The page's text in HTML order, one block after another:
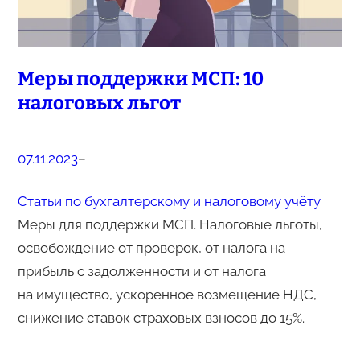
Меры поддержки МСП: 10
налоговых льгот
07.11.2023–
Статьи по бухгалтерскому и налоговому учёту
Меры для поддержки МСП. Налоговые льготы,
освобождение от проверок, от налога на
прибыль с задолженности и от налога
на имущество, ускоренное возмещение НДС,
снижение ставок страховых взносов до 15%.